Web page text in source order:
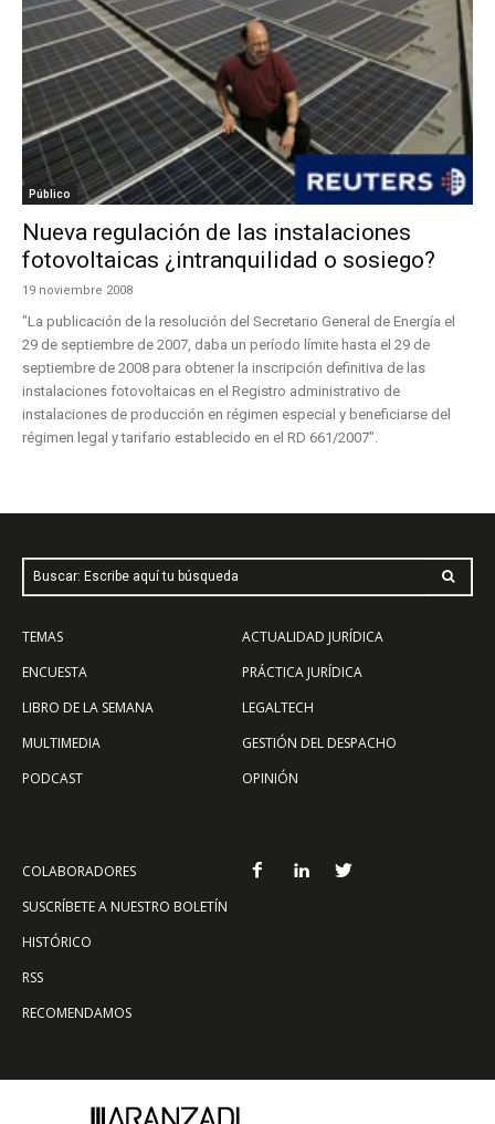
Público
Nueva regulación de las instalaciones
fotovoltaicas ¿intranquilidad o sosiego?
19 noviembre 2008
"La publicación de la resolución del Secretario General de Energía el
29 de septiembre de 2007, daba un período límite hasta el 29 de
septiembre de 2008 para obtener la inscripción definitiva de las
instalaciones fotovoltaicas en el Registro administrativo de
instalaciones de producción en régimen especial y beneficiarse del
régimen legal y tarifario establecido en el RD 661/2007".
Buscar: Escribe aquí tu búsqueda
TEMAS
ENCUESTA
LIBRO DE LA SEMANA
MULTIMEDIA
PODCAST
ACTUALIDAD JURÍDICA
PRÁCTICA JURÍDICA
LEGALTECH
GESTIÓN DEL DESPACHO
OPINIÓN
COLABORADORES
SUSCRÍBETE A NUESTRO BOLETÍN
HISTÓRICO
RSS
RECOMENDAMOS